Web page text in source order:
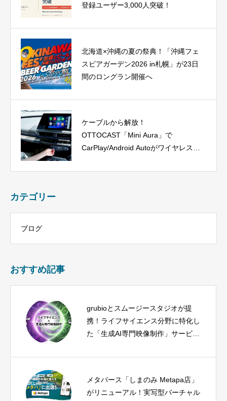
登録ユーザー3,000人突破！
北海道×沖縄の夏の祭典！「沖縄フェ
スビアガーデン2026 in札幌」が23日
間のロングラン開催へ
ケーブルから解放！
OTTOCAST「Mini Aura」で
CarPlay/Android Autoがワイヤレス
カテゴリー
ブログ
おすすめ記事
grubioとスムージースタジオが提
携！ライフサイエンス分野に特化し
た「生成AI専門映像制作」サービス
メタバース「しまのみ Metapa店」
がリニューアル！実写型バーチャル